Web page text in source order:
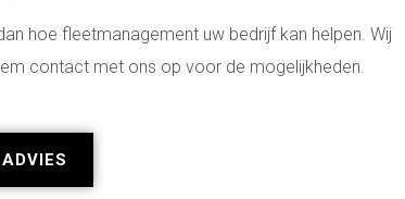
hoe fleetmanagement uw bedrijf kan helpen. Wij
contact met ons op voor de mogelijkheden.